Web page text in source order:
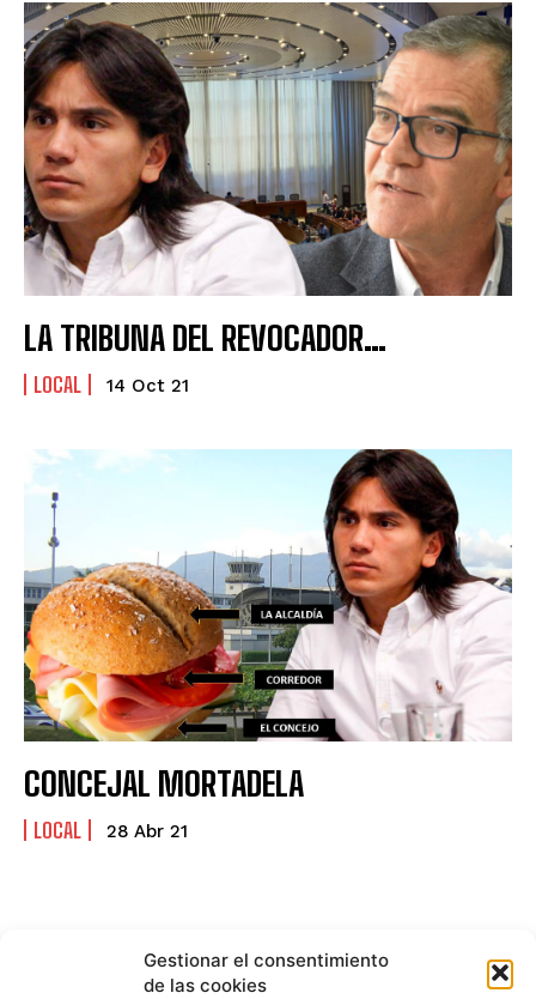
Gestionar el consentimiento
de las cookies
LA TRIBUNA DEL REVOCADOR…
LOCAL 14 Oct 21
CONCEJAL MORTADELA
LOCAL 28 Abr 21